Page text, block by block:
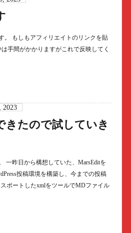
。 もしもアフィリエイトのリンクを貼
手間がかかりますがこれで反映してく
2023
きたので試していき
一昨日から構想していた、MarsEditを
投稿環境を構築し、今までの投稿
スポートしたxmlをツールでMDファイル